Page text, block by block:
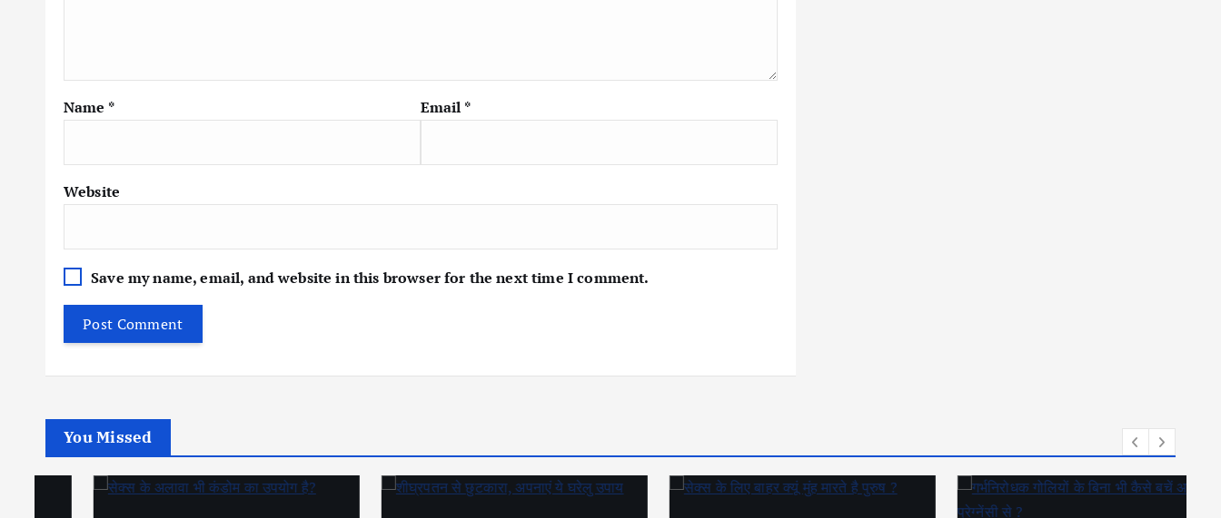
Name * Email *
Website
Save my name, email, and website in this browser for the next time I comment.
You Missed